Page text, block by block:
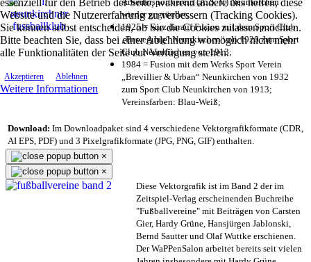
Website und die Nutzererfahrung zu verbessern (Tracking Cookies).
Sie können selbst entscheiden, ob Sie die Cookies zulassen möchten.
Bitte beachten Sie, dass bei einer Ablehnung womöglich nicht mehr
alle Funktionalitäten der Seite zur Verfügung stehen.
Akzeptieren Ablehnen
Weitere Informationen
wieder gegründet;
1925 = kurz darauf Fusion mit dem Sport Club
„Bewegung“ Neunkirchen von 1920 zum Sport
Club Neunkirchen von 1913;
1984 = Fusion mit dem Werks Sport Verein
„Brevillier & Urban“ Neunkirchen von 1932
zum Sport Club Neunkirchen von 1913;
Vereinsfarben: Blau-Weiß;
Download: Im Downloadpaket sind 4 verschiedene Vektorgrafikformate (CDR,
AI EPS, PDF) und 3 Pixelgrafikformate (JPG, PNG, GIF) enthalten.
×
×
Diese Vektorgrafik ist im Band 2 der im
Zeitspiel-Verlag erscheinenden Buchreihe
"Fußballvereine" mit Beiträgen von Carsten
Gier, Hardy Grüne, Hansjürgen Jablonski,
Bernd Sautter und Olaf Wuttke erschienen.
Der WaPPenSalon arbeitet bereits seit vielen